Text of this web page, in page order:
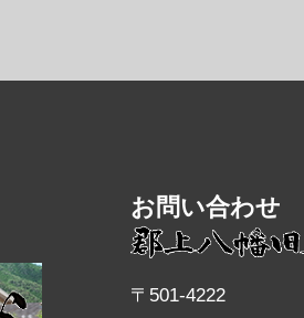
お問い合わせ
〒501-4222